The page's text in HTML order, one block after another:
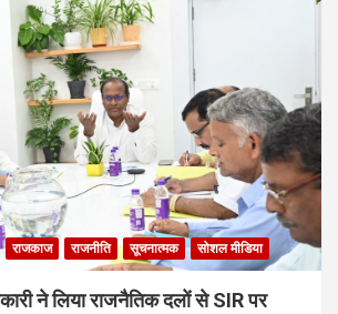
राजकाज राजनीति सूचनात्मक सोशल मीडिया
ने लिया राजनैतिक दलों से SIR पर